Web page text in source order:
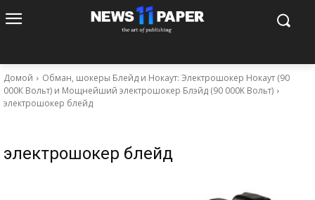
Домой
Обман, шокеры Блейд и Нокаут: Электрошокер Нокаут (90
000К Вольт) и Мощнейший электрошокер Блэйд (90 000K Вольт)
электрошокер блейд
электрошокер блейд